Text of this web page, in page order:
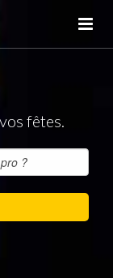
fêtes.